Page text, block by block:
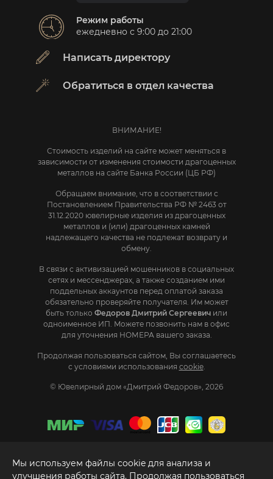
Режим работы
ежедневно с 9:00 до 21:00
Написать директору
Обратиться в отдел качества
ВНИМАНИЕ!
Стоимость изделий на сайте может меняться в
зависимости от изменения стоимости драгоценных
металлов на сайте Банка России (ЦБ РФ)
Обращаем внимание, что в соответствии с
Постановлением Правительства РФ № 2463 от
31.12.2020 ювелирные изделия из драгоценных
металлов и (или) драгоценных камней
надлежащего качества не подлежат возврату и
обмену.
В связи с активизацией мошенников в социальных
сетях и мессенджерах, а также созданием ими
поддельных аккаунтов перед оплатой заказа
обязательно проверяйте получателя. Им может
быть только Федоров Дмитрий Сергеевич или
одноименное ИП. Mожете позвонить нам в офис
для уточнения НОМЕРА вашего заказа.
Продолжая пользоваться сайтом, Вы соглашаетесь
с условиями использования cookie.
© Ювелирный дом «Дмитрий Федоров», 2026
Мы используем файлы cookie для анализа и
улучшения работы сайта. Продолжая пользоваться